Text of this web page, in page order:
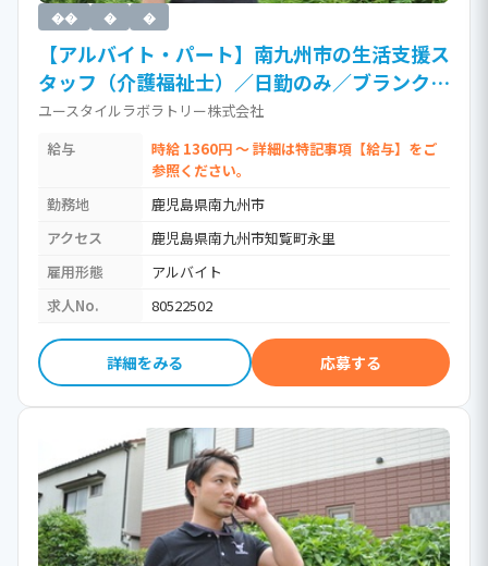
�� � �
【アルバイト・パート】南九州市の生活支援ス
タッフ（介護福祉士）／日勤のみ／ブランク
OK・直行直帰がうれしい訪問介護（時給
1,360円以上）［Ja］ / 介護福祉士・社会福祉
士・社会福祉主事
ユースタイルラボラトリー株式会社
給与
時給 1360円 ～ 詳細は特記事項【給与】をご
参照ください。
勤務地
鹿児島県南九州市
アクセス
鹿児島県南九州市知覧町永里
雇用形態
アルバイト
求人No.
80522502
詳細をみる 応募する